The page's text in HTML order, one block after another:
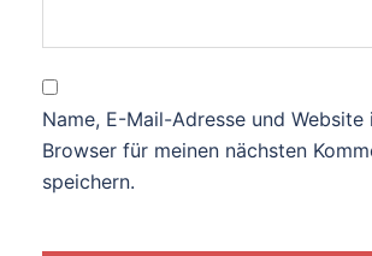
Name, E-Mail-Adresse und Website
Browser für meinen nächsten
speichern.